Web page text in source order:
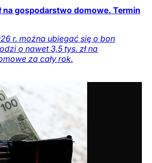
na gospodarstwo domowe. Termin
r. można ubiegać się o bon
o nawet 3,5 tys. zł na
za cały rok.